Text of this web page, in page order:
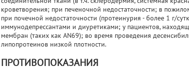
кроветворения; при печеночной недостаточности; в
при почечной недостаточности (протеинурия - более 1 г/
иммунодепрессантами и диуретиками; у пациентов,
мембран (таких как AN69); во время проведения
липопротеинов низкой плотности.
ПРОТИВОПОКАЗАНИЯ